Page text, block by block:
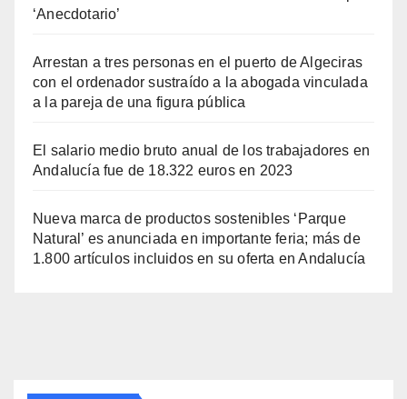
‘Anecdotario’
Arrestan a tres personas en el puerto de Algeciras
con el ordenador sustraído a la abogada vinculada
a la pareja de una figura pública
El salario medio bruto anual de los trabajadores en
Andalucía fue de 18.322 euros en 2023
Nueva marca de productos sostenibles ‘Parque
Natural’ es anunciada en importante feria; más de
1.800 artículos incluidos en su oferta en Andalucía